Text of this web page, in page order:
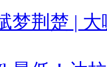
梦荆楚 |